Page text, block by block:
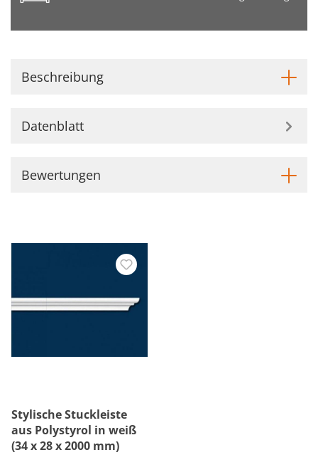
Beschreibung
Datenblatt
Bewertungen
Stylische Stuckleiste
aus Polystyrol in weiß
(34 x 28 x 2000 mm)